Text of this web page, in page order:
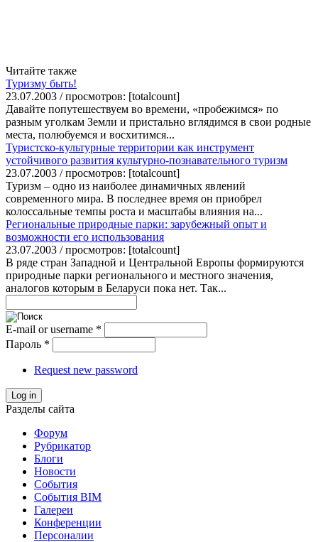
Читайте также
Туризму быть!
23.07.2003 / просмотров: [totalcount]
Давайте попутешествуем во времени, «пробежимся» по
разным уголкам Земли и пристально вглядимся в свои родные
места, полюбуемся и восхитимся...
Туристско-культурные территории как инструмент
устойчивого развития культурно-познавательного туризм
23.07.2003 / просмотров: [totalcount]
Туризм – одно из наиболее динамичных явлений
современного мира. В последнее время он приобрел
колоссальные темпы роста и масштабы влияния на...
Региональные природные парки: зарубежный опыт и
возможности его использования
23.07.2003 / просмотров: [totalcount]
В ряде стран Западной и Центральной Европы формируются
природные парки регионального и местного значения,
аналогов которым в Беларуси пока нет. Так...
E-mail or username *
Пароль *
Request new password
Log in
Разделы сайта
Форум
Рубрикатор
Блоги
Новости
События
События BIM
Галереи
Конференции
Персоналии